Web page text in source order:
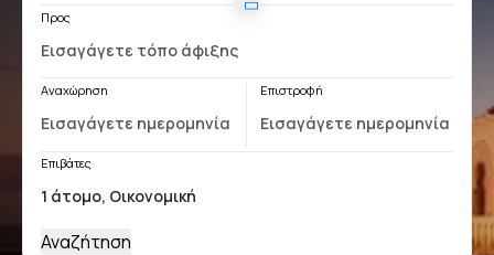
Προς
Αναχώρηση Επιστροφή
Επιβάτες
Αναζήτηση